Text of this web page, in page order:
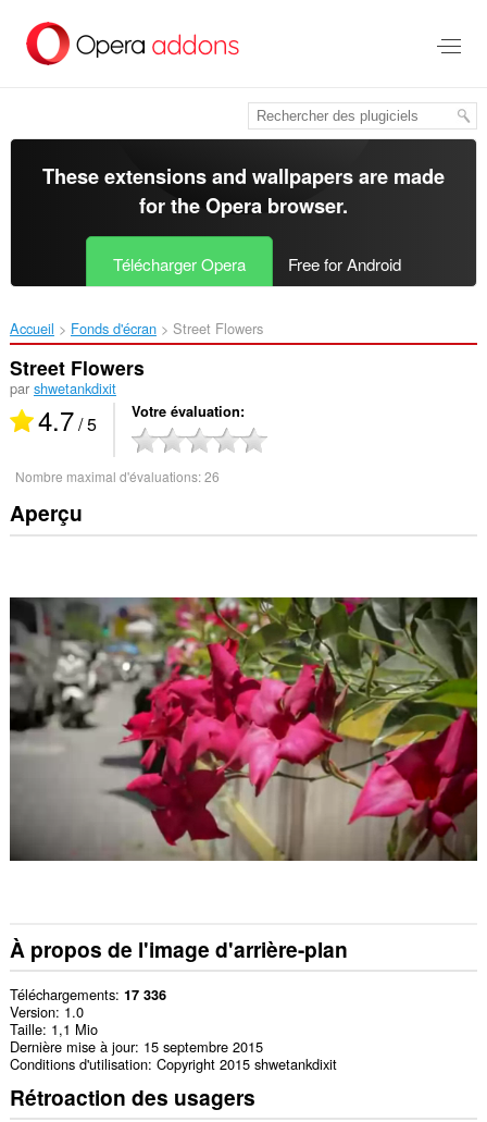
contenu
These extensions and wallpapers are made
for theOpera browser.
Télécharger Opera Free for Android
Accueil Fonds d'écran Street Flowers‎
Street Flowers
par shwetankdixit
4.7/ 5 Votre évaluation
Nombre maximal d'évaluations:26
Aperçu
À propos de l'image d'arrière-plan
Téléchargements 17 336
Version 1.0
Taille 1,1 Mio
Dernière mise à jour 15 septembre 2015
Conditions d'utilisation Copyright 2015 shwetankdixit
Rétroaction des usagers